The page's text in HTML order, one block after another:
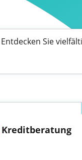
Sie